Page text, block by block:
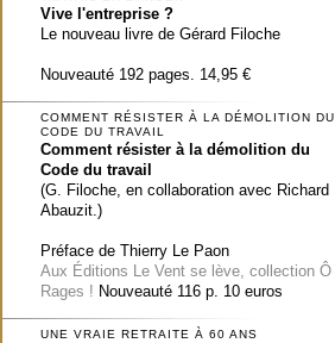
Vive l'entreprise ?
Le nouveau livre de Gérard Filoche
Nouveauté 192 pages. 14,95 €
COMMENT RÉSISTER À LA DÉMOLITION DU
CODE DU TRAVAIL
Comment résister à la démolition du
Code du travail
(G. Filoche, en collaboration avec Richard
Abauzit.)
Préface de Thierry Le Paon
Aux Éditions Le Vent se lève, collection Ô
Rages ! Nouveauté 116 p. 10 euros
UNE VRAIE RETRAITE À 60 ANS